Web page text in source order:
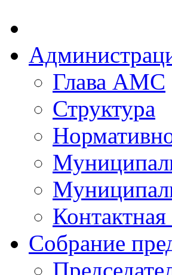
Глава АМС
Структура
Собрание